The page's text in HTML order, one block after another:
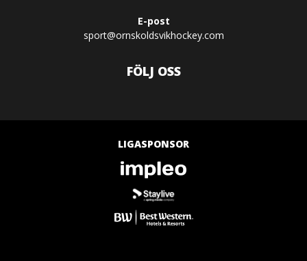
E-post
sport@ornskoldsvikhockey.com
FÖLJ OSS
LIGASPONSOR